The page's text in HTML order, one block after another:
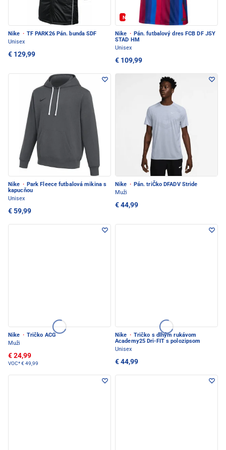
Nike · TF PARK26 Pán. bunda SDF
Unisex
€ 129,99
Nové
Nike · Pán. futbalový dres FCB DF JSY
STAD HM
Unisex
€ 109,99
Nike · Park Fleece futbalová mikina s
kapucňou
Unisex
€ 59,99
Nike · Pán. triČko DFADV Stride
Muži
€ 44,99
Nike · Tričko ACG
Muži
€ 24,99
VOC*€ 49,99
Nike · Tričko s dlhým rukávom
Academy25 Dri-FIT s polozipsom
Unisex
€ 44,99